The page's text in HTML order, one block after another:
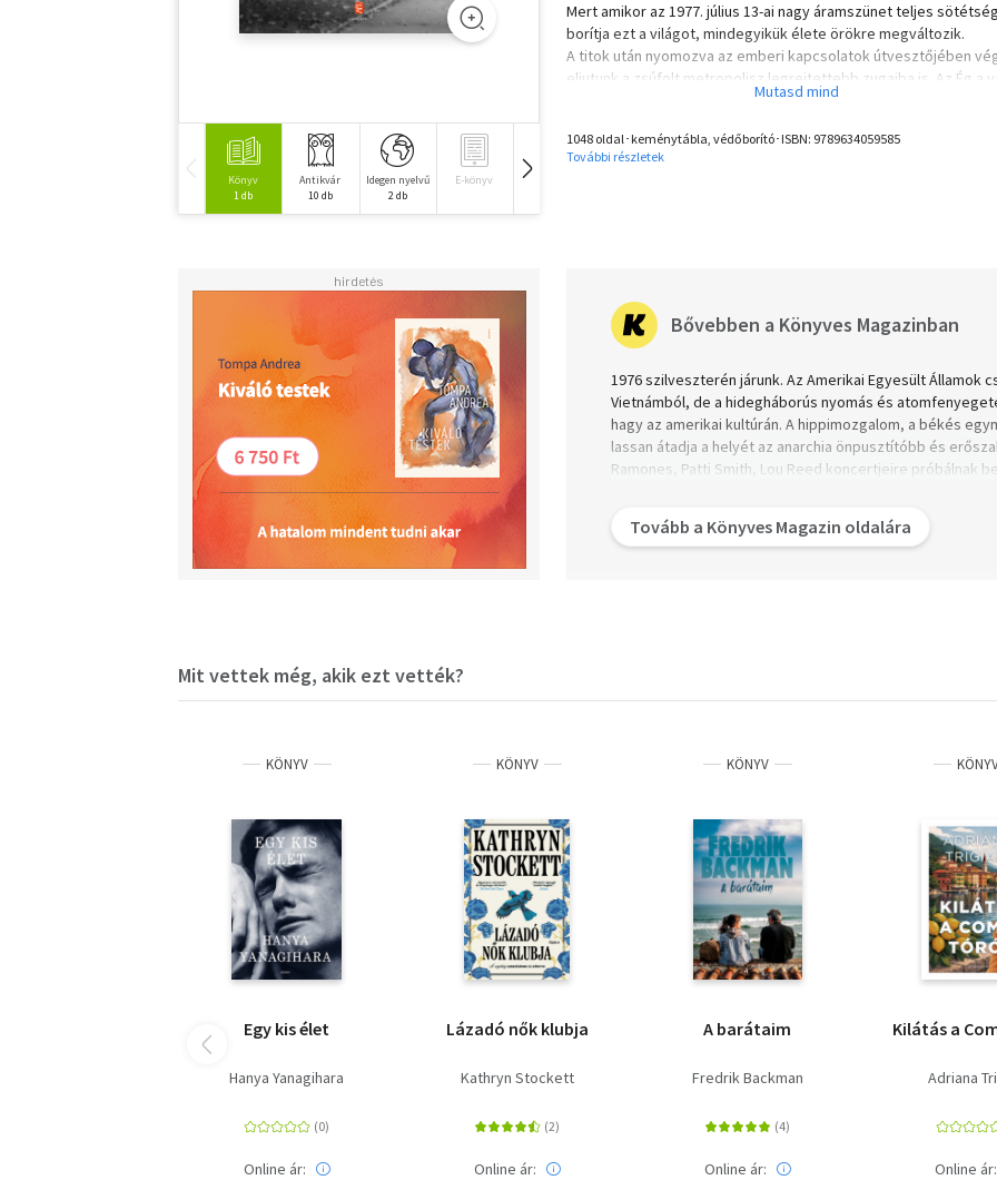
Könyv
1 db
Antikvár
10 db
Idegen nyelvű
2 db
E-könyv Hangoskönyv
Mert amikor az 1977. július 13-ai nagy áramszünet teljes
borítja ezt a világot, mindegyikük élete örökre megváltozik.
A titok után nyomozva az emberi kapcsolatok útvesztőjében
eljutunk a zsúfolt metropolisz legrejtettebb zugaiba is. Az Ég a
felejthetetlen nagyregény a szerelemről, az árulásról és a
mindarról, amiért élni érdemes.
legjobb könyvei közé sorolta, kiemelve a dickensi
hagyományainak felelevenítését és a regény olvasmányosságát.
1048 oldal･keménytábla, védőborító･ISBN: 9789634059585
További részletek
Bővebben a Könyves Magazinban
1976 szilveszterén járunk. Az Amerikai Egyesült Államok
Vietnámból, de a hidegháborús nyomás és
hagy az amerikai kultúrán. A hippimozgalom, a békés
lassan átadja a helyét az anarchia önpusztítóbb és
Ramones, Patti Smith, Lou Reed koncertjeire próbálnak
Tovább a Könyves Magazin oldalára
Mit vettek még, akik ezt vették?
KÖNYV
Egy kis élet
Hanya Yanagihara
Online ár:
KÖNYV
Lázadó nők klubja
Kathryn Stockett
Online ár:
KÖNYV
A barátaim
Fredrik Backman
Online ár:
Kilátás a
Adriana
Online ár: